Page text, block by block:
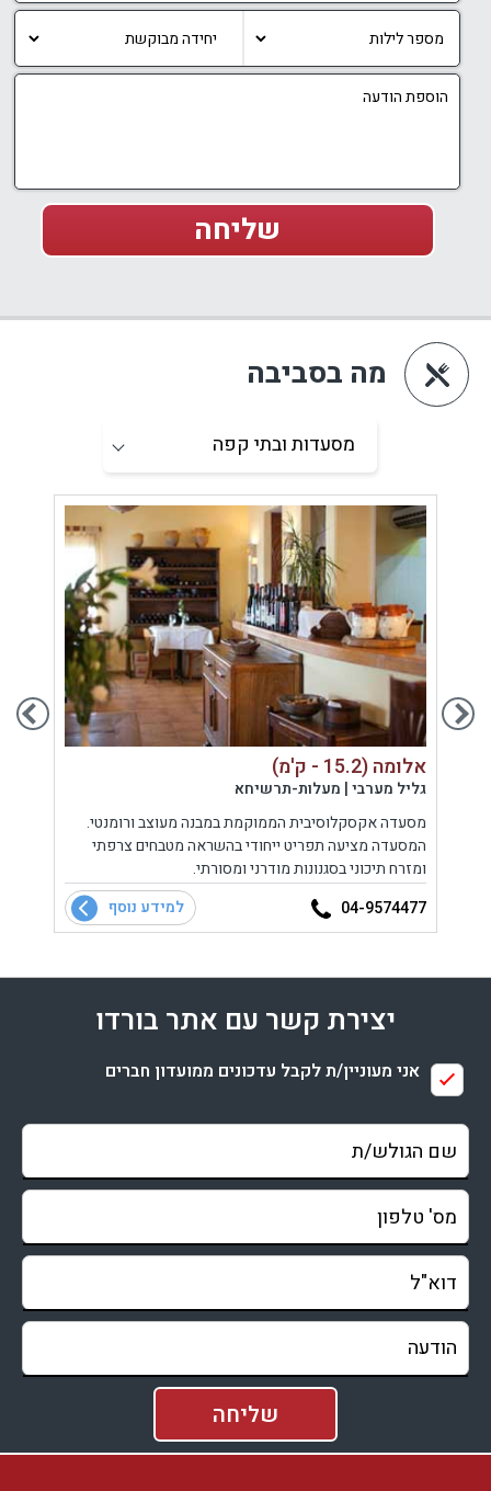
מה בסביבה
אלומה (15.2 - ק'מ)
גליל מערבי | מעלות-תרשיחא
מסעדה אקסקלוסיבית הממוקמת במבנה מעוצב ורומנטי.
המסעדה מציעה תפריט ייחודי בהשראה מטבחים צרפתי
ומזרח תיכוני בסגנונות מודרני ומסורתי.
04-9574477
למידע נוסף
יצירת קשר עם אתר בורדו
אני מעוניין/ת לקבל עדכונים ממועדון חברים